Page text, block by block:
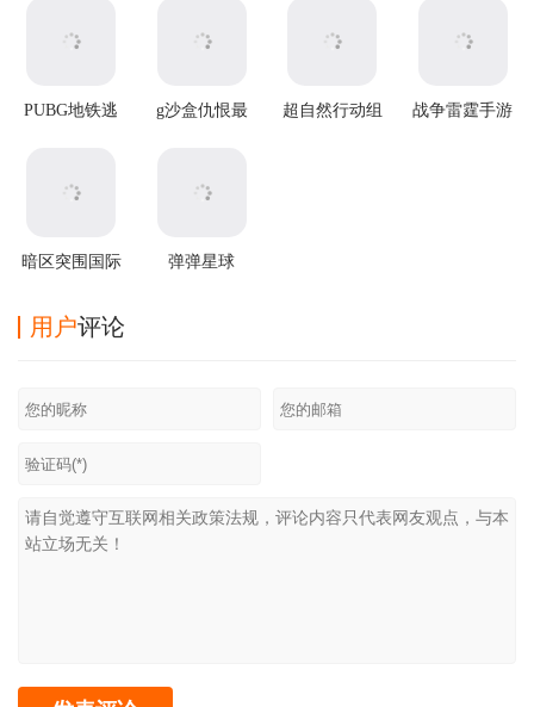
PUBG地铁逃
g沙盒仇恨最
超自然行动组
战争雷霆手游
暗区突围国际
弹弹星球
用户评论